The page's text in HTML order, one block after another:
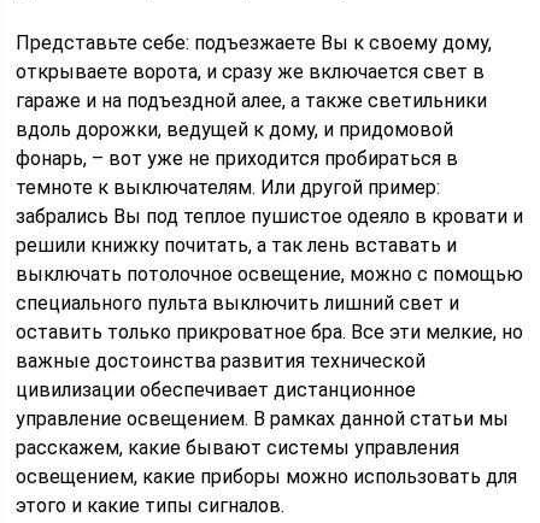
Представьте себе: подъезжаете Вы к своему дому,
открываете ворота, и сразу же включается свет в
гараже и на подъездной алее, а также светильники
вдоль дорожки, ведущей к дому, и придомовой
фонарь, – вот уже не приходится пробираться в
темноте к выключателям. Или другой пример:
забрались Вы под теплое пушистое одеяло в кровати и
решили книжку почитать, а так лень вставать и
выключать потолочное освещение, можно с помощью
специального пульта выключить лишний свет и
оставить только прикроватное бра. Все эти мелкие, но
важные достоинства развития технической
цивилизации обеспечивает дистанционное
управление освещением. В рамках данной статьи мы
расскажем, какие бывают системы управления
освещением, какие приборы можно использовать для
этого и какие типы сигналов.